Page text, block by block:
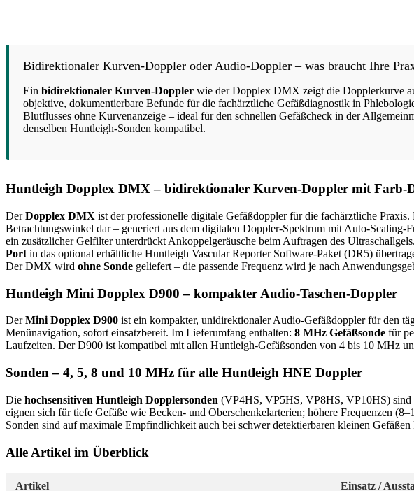
Bidirektionaler Kurven-Doppler oder Audio-Doppler – was braucht Ihre
Ein bidirektionaler Kurven-Doppler wie der Dopplex DMX zeigt die Dopplerkurve
objektive, dokumentierbare Befunde für die fachärztliche Gefäßdiagnostik in
Blutflusses ohne Kurvenanzeige – ideal für den schnellen Gefäßcheck in der
denselben Huntleigh-Sonden kompatibel.
Huntleigh Dopplex DMX – bidirektionaler Kurven-Doppler mit Farb-
DerDopplex DMX ist der professionelle digitale Gefäßdoppler für die fachärztliche Praxis.
Betrachtungswinkel dar – generiert aus dem digitalen Doppler-Spektrum mit Auto-Scaling-
ein zusätzlicher Gelfilter unterdrückt Ankoppelgeräusche beim Auftragen des
Port in das optional erhältliche Huntleigh Vascular Reporter Software-Paket (DR5)
Der DMX wird ohne Sonde geliefert – die passende Frequenz wird je nach
Huntleigh Mini Dopplex D900 – kompakter Audio-Taschen-Doppler
DerMini Dopplex D900 ist ein kompakter, unidirektionaler Audio-Gefäßdoppler für den
Menünavigation, sofort einsatzbereit. Im Lieferumfang enthalten: 8 MHz Gefäßsonde für
Laufzeiten. Der D900 ist kompatibel mit allen Huntleigh-Gefäßsonden von 4 bis 10 MHz
Sonden – 4, 5, 8 und 10 MHz für alle Huntleigh HNE Doppler
Die hochsensitiven Huntleigh Dopplersonden (VP4HS, VP5HS, VP8HS, VP10HS) sind
eignen sich für tiefe Gefäße wie Becken- und Oberschenkelarterien; höhere Frequenzen
Sonden sind auf maximale Empfindlichkeit auch bei schwer detektierbaren kleinen
Alle Artikel im Überblick
Artikel Einsatz /